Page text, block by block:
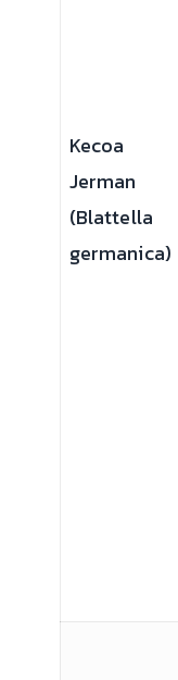
Kecoa
Jerman
(Blattella
germanica)